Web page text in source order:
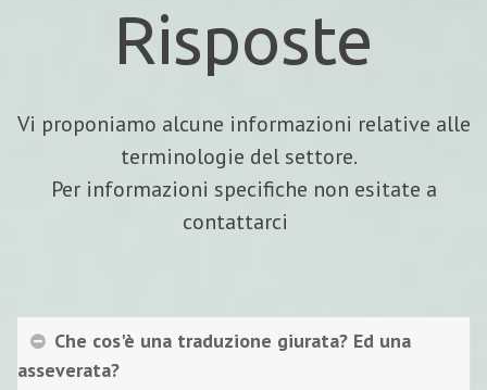
Risposte
Vi proponiamo alcune informazioni relative alle
terminologie del settore.
Per informazioni specifiche non esitate a
contattarci
Che cos'è una traduzione giurata? Ed una
asseverata?